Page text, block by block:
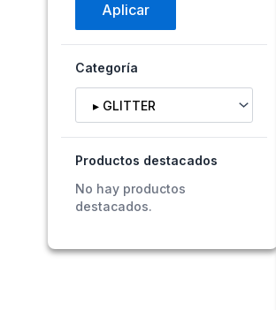
Aplicar
Categoría
Productos destacados
No hay productos
destacados.